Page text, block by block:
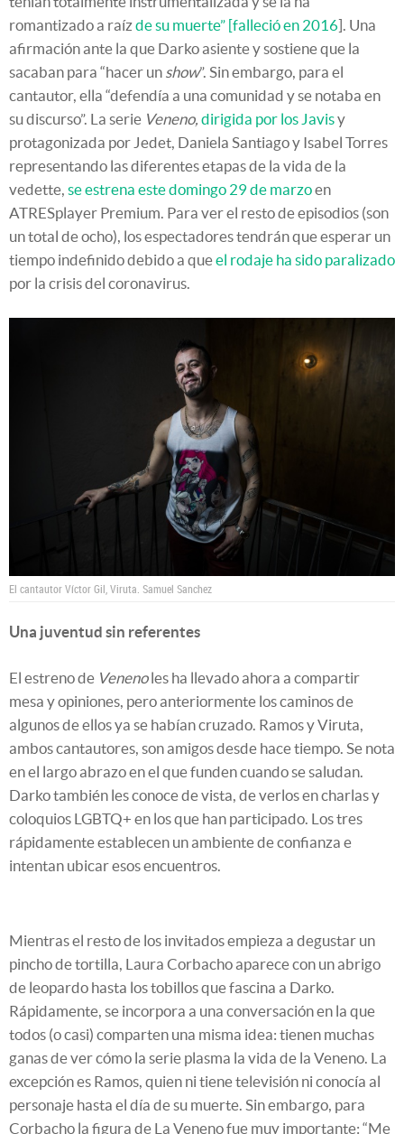
romantizado a raízde su muerte” [falleció en 2016]. Una
afirmación ante la que Darko asiente y sostiene que la
sacaban para “hacer un show”. Sin embargo, para el
cantautor, ella “defendía a una comunidad y se notaba en
su discurso”. La serie Veneno, dirigida por los Javisy
protagonizada por Jedet, Daniela Santiago y Isabel Torres
representando las diferentes etapas de la vida de la
vedette, se estrena este domingo 29 de marzoen
ATRESplayer Premium. Para ver el resto de episodios (son
un total de ocho), los espectadores tendrán que esperar un
tiempo indefinido debido a queel rodaje ha sido paralizado
por la crisis del coronavirus.
El cantautor Víctor Gil, Viruta. Samuel Sanchez
Una juventud sin referentes
El estreno de Venenoles ha llevado ahora a compartir
mesa y opiniones, pero anteriormente los caminos de
algunos de ellos ya se habían cruzado. Ramos y Viruta,
ambos cantautores, son amigos desde hace tiempo. Se nota
en el largo abrazo en el que funden cuando se saludan.
Darko también les conoce de vista, de verlos en charlas y
coloquios LGBTQ+ en los que han participado. Los tres
rápidamente establecen un ambiente de confianza e
intentan ubicar esos encuentros.
Mientras el resto de los invitados empieza a degustar un
pincho de tortilla, Laura Corbacho aparece con un abrigo
de leopardo hasta los tobillos que fascina a Darko.
Rápidamente, se incorpora a una conversación en la que
todos (o casi) comparten una misma idea: tienen muchas
ganas de ver cómo la serie plasma la vida de la Veneno. La
excepción es Ramos, quien ni tiene televisión ni conocía al
personaje hasta el día de su muerte. Sin embargo, para
Corbacho la figura de La Veneno fue muy importante: “Me